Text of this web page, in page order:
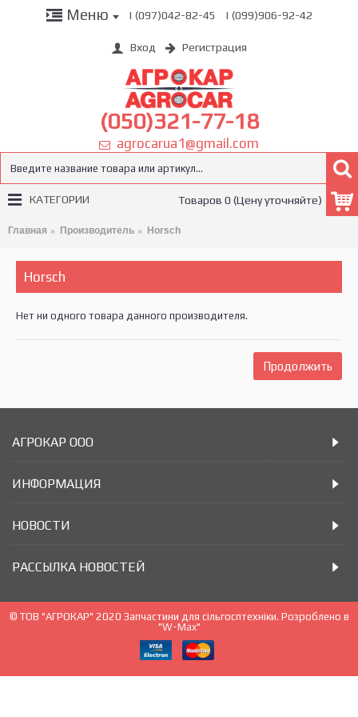
Меню | (097)042-82-45 | (099)906-92-42
Вход Регистрация
(050)321-77-18
agrocarua1@gmail.com
Товаров 0 (Цену уточняйте)
КАТЕГОРИИ
Главная Производитель Horsch
Horsch
Нет ни одного товара данного производителя.
Продолжить
АГРОКАР ООО
ИНФОРМАЦИЯ
НОВОСТИ
РАССЫЛКА НОВОСТЕЙ
© ТОВ "АГРОКАР" 2020 Запчастини для сільгосптехніки. Розроблено в
"W-Max"